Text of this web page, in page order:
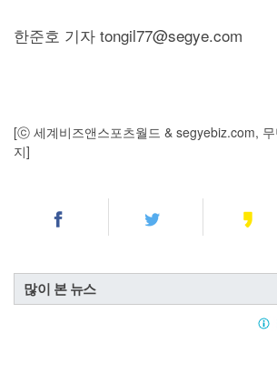
한준호 기자 tongil77@segye.com
[ⓒ 세계비즈앤스포츠월드 & segyebiz.com,
지]
많이 본 뉴스